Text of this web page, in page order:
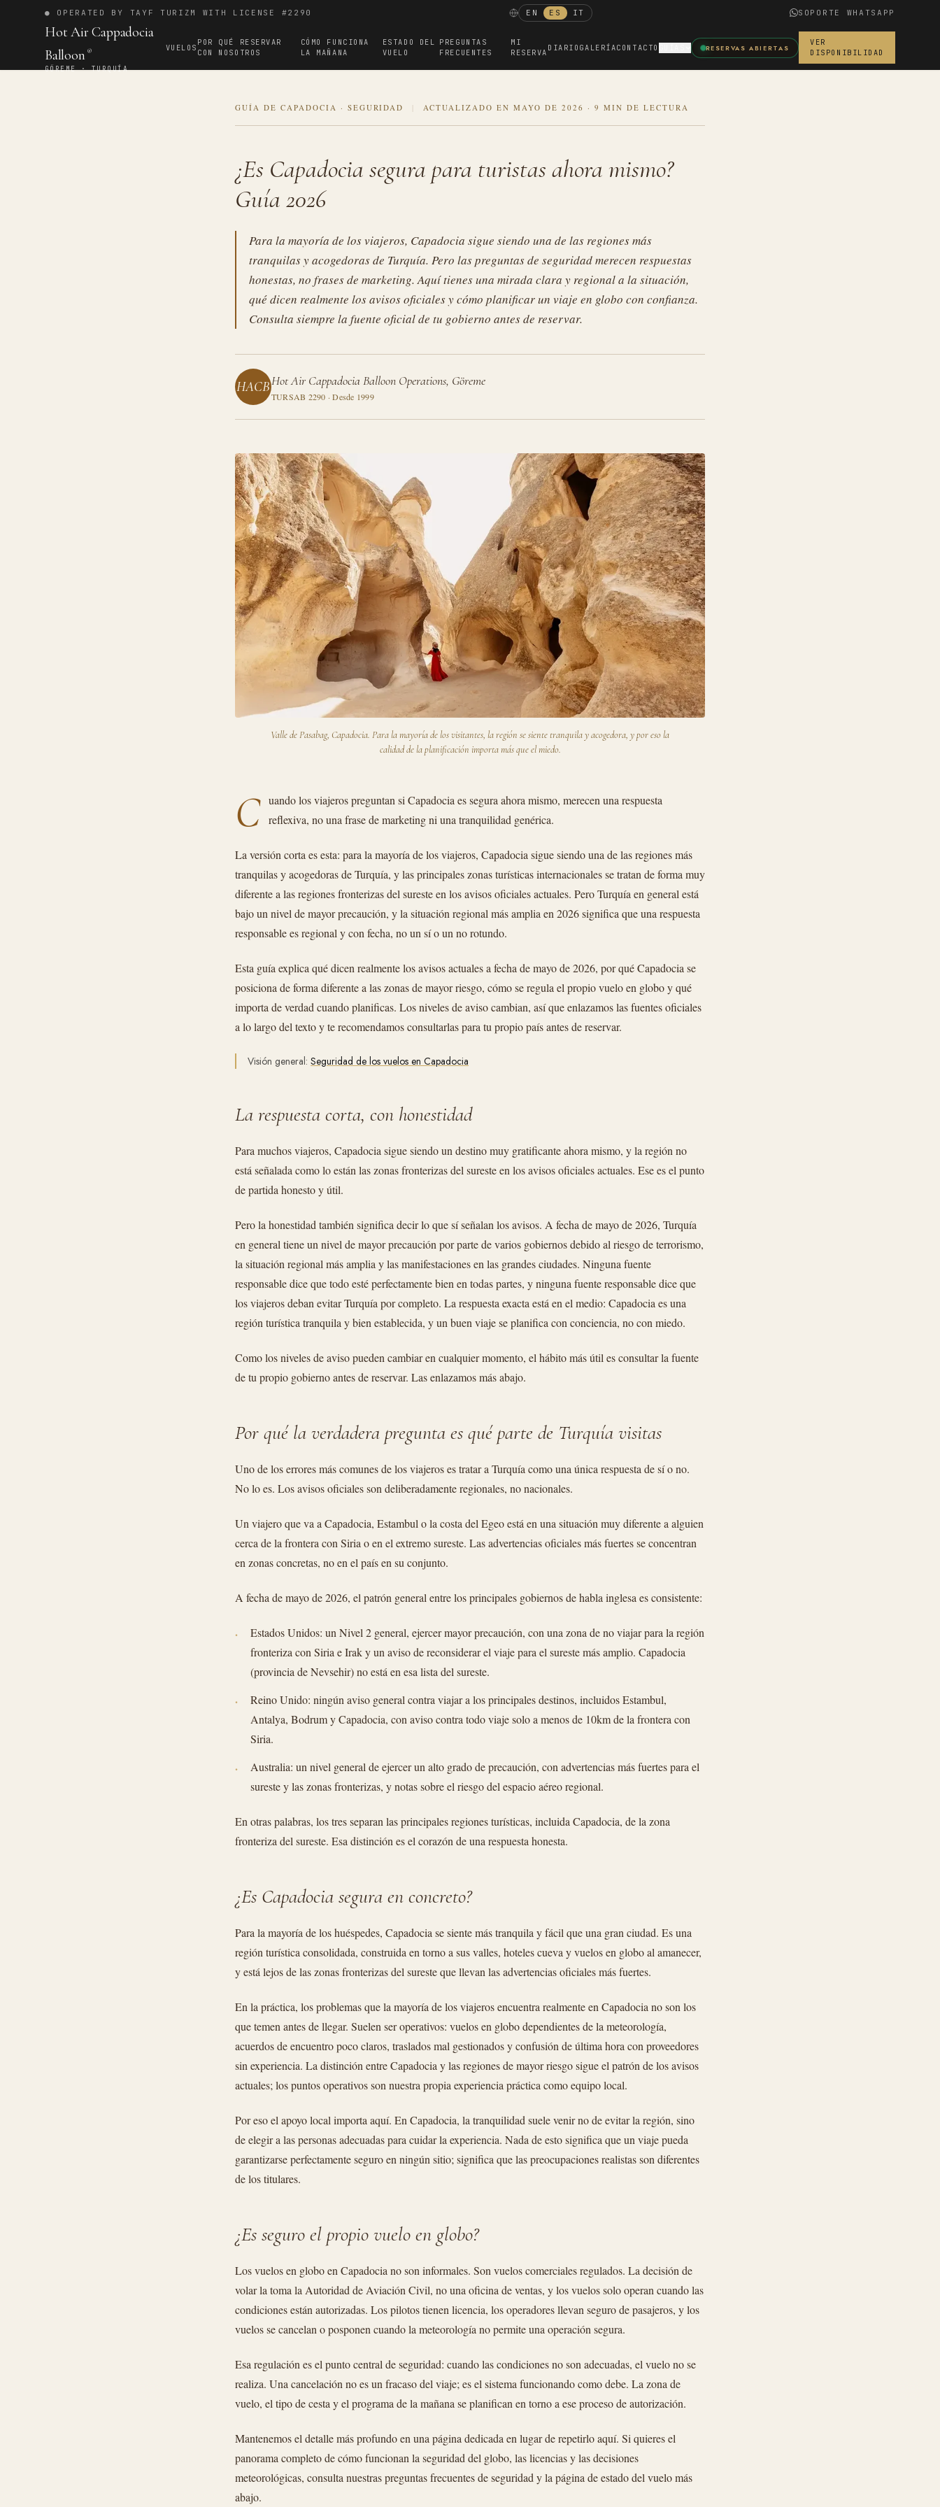
● OPERATED BY TAYF TURIZM WITH LICENSE #2290 EN ES IT SOPORTE WHATSAPP
Hot Air Cappadocia
Balloon ®
GÖREME · TURQUÍA
VUELOS
POR QUÉ RESERVAR
CON NOSOTROS
CÓMO FUNCIONA
LA MAÑANA
ESTADO DEL
VUELO
PREGUNTAS
FRECUENTES
MI
RESERVA
DIARIO GALERÍACONTACTO RESERVAS ABIERTAS
VER
DISPONIBILIDAD
GUÍA DE CAPADOCIA · SEGURIDAD ACTUALIZADO EN MAYO DE 2026 · 9 MIN DE LECTURA
¿Es Capadocia segura para turistas ahora mismo?
Guía 2026
Para la mayoría de los viajeros, Capadocia sigue siendo una de las regiones más
tranquilas y acogedoras de Turquía. Pero las preguntas de seguridad merecen respuestas
honestas, no frases de marketing. Aquí tienes una mirada clara y regional a la situación,
qué dicen realmente los avisos oficiales y cómo planificar un viaje en globo con confianza.
Consulta siempre la fuente oficial de tu gobierno antes de reservar.
HACBHot Air Cappadocia Balloon Operations, Göreme
TURSAB 2290 · Desde 1999
Valle de Pasabag, Capadocia. Para la mayoría de los visitantes, la región se siente tranquila y acogedora, y por eso la
calidad de la planificación importa más que el miedo.
C uando los viajeros preguntan si Capadocia es segura ahora mismo, merecen una respuesta
reflexiva, no una frase de marketing ni una tranquilidad genérica.
La versión corta es esta: para la mayoría de los viajeros, Capadocia sigue siendo una de las regiones más
tranquilas y acogedoras de Turquía, y las principales zonas turísticas internacionales se tratan de forma muy
diferente a las regiones fronterizas del sureste en los avisos oficiales actuales. Pero Turquía en general está
bajo un nivel de mayor precaución, y la situación regional más amplia en 2026 significa que una respuesta
responsable es regional y con fecha, no un sí o un no rotundo.
Esta guía explica qué dicen realmente los avisos actuales a fecha de mayo de 2026, por qué Capadocia se
posiciona de forma diferente a las zonas de mayor riesgo, cómo se regula el propio vuelo en globo y qué
importa de verdad cuando planificas. Los niveles de aviso cambian, así que enlazamos las fuentes oficiales
a lo largo del texto y te recomendamos consultarlas para tu propio país antes de reservar.
Visión general: Seguridad de los vuelos en Capadocia
La respuesta corta, con honestidad
Para muchos viajeros, Capadocia sigue siendo un destino muy gratificante ahora mismo, y la región no
está señalada como lo están las zonas fronterizas del sureste en los avisos oficiales actuales. Ese es el punto
de partida honesto y útil.
Pero la honestidad también significa decir lo que sí señalan los avisos. A fecha de mayo de 2026, Turquía
en general tiene un nivel de mayor precaución por parte de varios gobiernos debido al riesgo de terrorismo,
la situación regional más amplia y las manifestaciones en las grandes ciudades. Ninguna fuente
responsable dice que todo esté perfectamente bien en todas partes, y ninguna fuente responsable dice que
los viajeros deban evitar Turquía por completo. La respuesta exacta está en el medio: Capadocia es una
región turística tranquila y bien establecida, y un buen viaje se planifica con conciencia, no con miedo.
Como los niveles de aviso pueden cambiar en cualquier momento, el hábito más útil es consultar la fuente
de tu propio gobierno antes de reservar. Las enlazamos más abajo.
Por qué la verdadera pregunta es qué parte de Turquía visitas
Uno de los errores más comunes de los viajeros es tratar a Turquía como una única respuesta de sí o no.
No lo es. Los avisos oficiales son deliberadamente regionales, no nacionales.
Un viajero que va a Capadocia, Estambul o la costa del Egeo está en una situación muy diferente a alguien
cerca de la frontera con Siria o en el extremo sureste. Las advertencias oficiales más fuertes se concentran
en zonas concretas, no en el país en su conjunto.
A fecha de mayo de 2026, el patrón general entre los principales gobiernos de habla inglesa es consistente:
Estados Unidos: un Nivel 2 general, ejercer mayor precaución, con una zona de no viajar para la región
fronteriza con Siria e Irak y un aviso de reconsiderar el viaje para el sureste más amplio. Capadocia
(provincia de Nevsehir) no está en esa lista del sureste.
Reino Unido: ningún aviso general contra viajar a los principales destinos, incluidos Estambul,
Antalya, Bodrum y Capadocia, con aviso contra todo viaje solo a menos de 10km de la frontera con
Siria.
Australia: un nivel general de ejercer un alto grado de precaución, con advertencias más fuertes para el
sureste y las zonas fronterizas, y notas sobre el riesgo del espacio aéreo regional.
En otras palabras, los tres separan las principales regiones turísticas, incluida Capadocia, de la zona
fronteriza del sureste. Esa distinción es el corazón de una respuesta honesta.
¿Es Capadocia segura en concreto?
Para la mayoría de los huéspedes, Capadocia se siente más tranquila y fácil que una gran ciudad. Es una
región turística consolidada, construida en torno a sus valles, hoteles cueva y vuelos en globo al amanecer,
y está lejos de las zonas fronterizas del sureste que llevan las advertencias oficiales más fuertes.
En la práctica, los problemas que la mayoría de los viajeros encuentra realmente en Capadocia no son los
que temen antes de llegar. Suelen ser operativos: vuelos en globo dependientes de la meteorología,
acuerdos de encuentro poco claros, traslados mal gestionados y confusión de última hora con proveedores
sin experiencia. La distinción entre Capadocia y las regiones de mayor riesgo sigue el patrón de los avisos
actuales; los puntos operativos son nuestra propia experiencia práctica como equipo local.
Por eso el apoyo local importa aquí. En Capadocia, la tranquilidad suele venir no de evitar la región, sino
de elegir a las personas adecuadas para cuidar la experiencia. Nada de esto significa que un viaje pueda
garantizarse perfectamente seguro en ningún sitio; significa que las preocupaciones realistas son diferentes
de los titulares.
¿Es seguro el propio vuelo en globo?
Los vuelos en globo en Capadocia no son informales. Son vuelos comerciales regulados. La decisión de
volar la toma la Autoridad de Aviación Civil, no una oficina de ventas, y los vuelos solo operan cuando las
condiciones están autorizadas. Los pilotos tienen licencia, los operadores llevan seguro de pasajeros, y los
vuelos se cancelan o posponen cuando la meteorología no permite una operación segura.
Esa regulación es el punto central de seguridad: cuando las condiciones no son adecuadas, el vuelo no se
realiza. Una cancelación no es un fracaso del viaje; es el sistema funcionando como debe. La zona de
vuelo, el tipo de cesta y el programa de la mañana se planifican en torno a ese proceso de autorización.
Mantenemos el detalle más profundo en una página dedicada en lugar de repetirlo aquí. Si quieres el
panorama completo de cómo funcionan la seguridad del globo, las licencias y las decisiones
meteorológicas, consulta nuestras preguntas frecuentes de seguridad y la página de estado del vuelo más
abajo.